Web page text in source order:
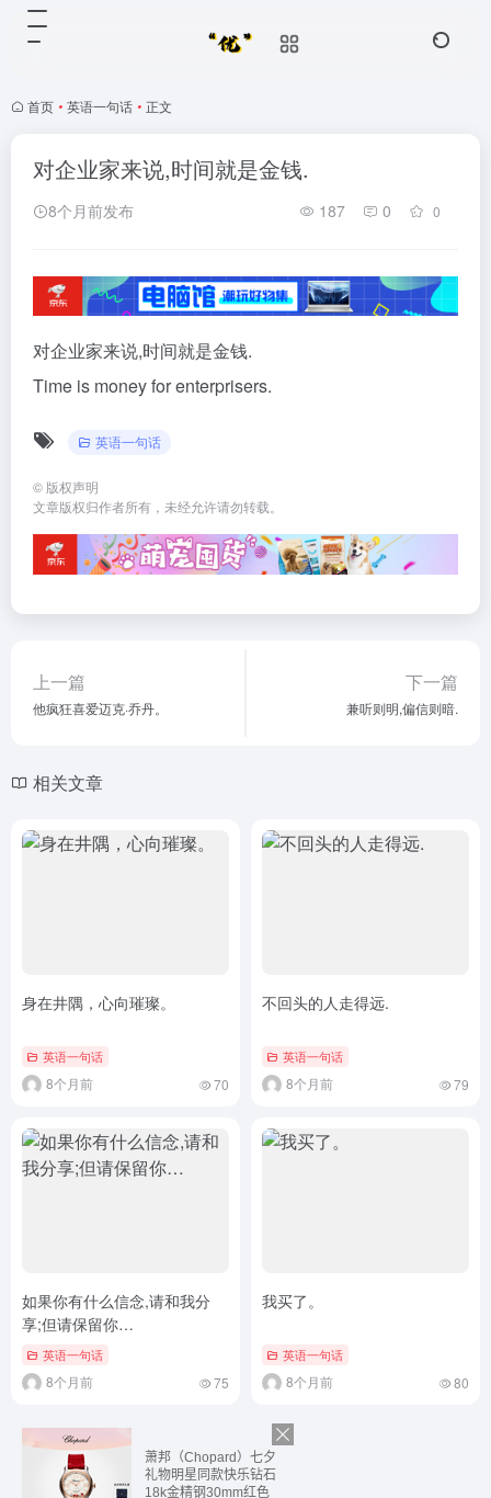
首页 • 英语一句话 • 正文
对企业家来说,时间就是金钱.
8个月前发布 187 0 0
对企业家来说,时间就是金钱.
Time is money for enterprisers.
英语一句话
© 版权声明
文章版权归作者所有，未经允许请勿转载。
上一篇
他疯狂喜爱迈克·乔丹。
下一篇
兼听则明,偏信则暗.
相关文章
身在井隅，心向璀璨。
英语一句话
8个月前 70
不回头的人走得远.
英语一句话
8个月前 79
如果你有什么信念,请和我分
享;但请保留你…
英语一句话
8个月前 75
我买了。
英语一句话
8个月前 80